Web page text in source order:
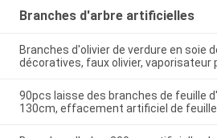
Branches d'arbre artificielles
Branches d'olivier de verdure en soie
décoratives, faux olivier, vaporisateur
90pcs laisse des branches de feuille
130cm, effacement artificiel de